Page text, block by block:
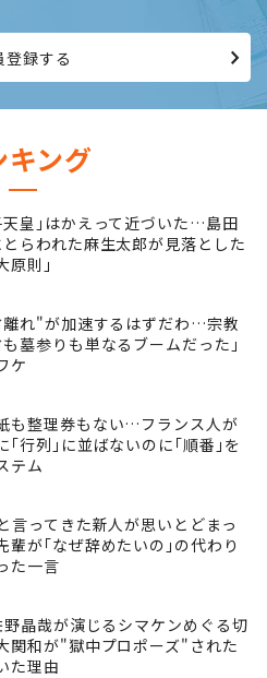
登録する
キング
天皇｣はかえって近づいた…島田
らわれた麻生太郎が見落とした
原則｣
れ"が加速するはずだわ…宗教
墓参りも単なるブームだった｣
ケ
も整理券もない…フランス人が
｢行列｣に並ばないのに｢順番｣を
テム
言ってきた新人が思いとどまっ
が｢なぜ辞めたいの｣の代わり
た一言
野晶哉が演じるシマケンめぐる切
関和が"獄中プロポーズ"された
た理由